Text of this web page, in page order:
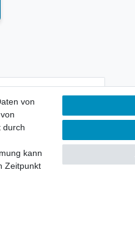
dass ich die
Daten­schutz­
habe. Meine Einwilligung kann ich
von
durch
kann
Zeitpunkt